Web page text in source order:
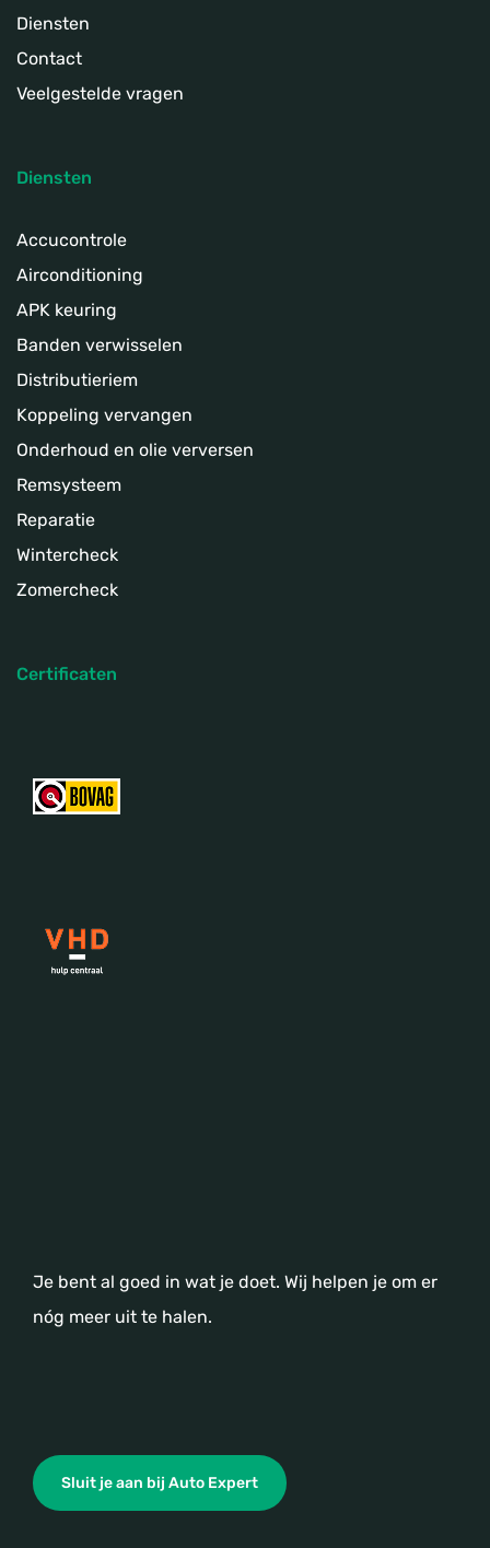
Diensten
Contact
Veelgestelde vragen
Diensten
Accucontrole
Airconditioning
APK keuring
Banden verwisselen
Distributieriem
Koppeling­ vervangen
Onderhoud en olie verversen
Remsysteem
Reparatie
Wintercheck
Zomercheck
Certificaten
Je bent al goed in wat je doet. Wij helpen je om er
nóg meer uit te halen.
Sluit je aan bij Auto Expert